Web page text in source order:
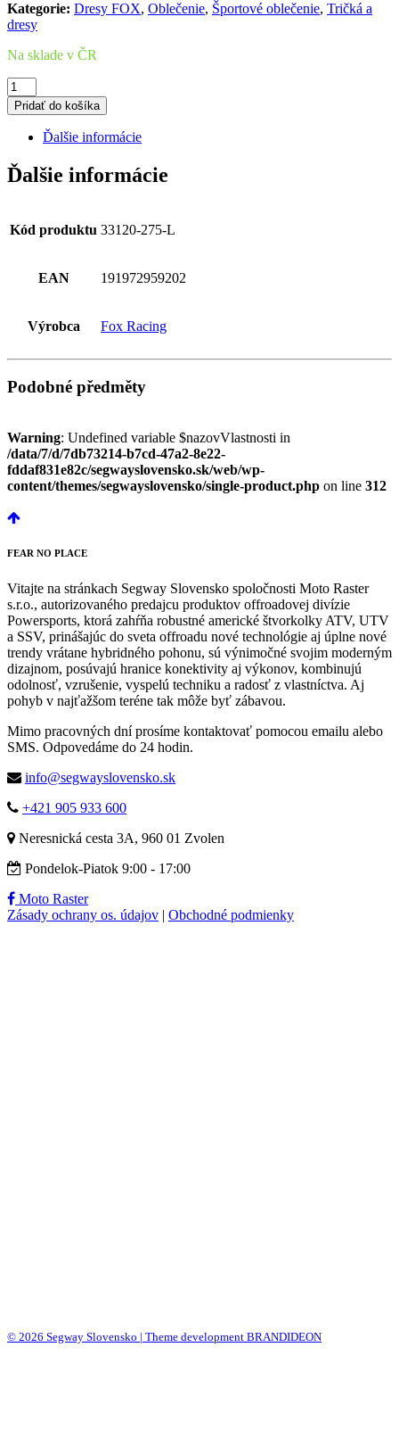
Kategorie: Dresy FOX, Oblečenie, Športové oblečenie, Tričká a
dresy
Na sklade v ČR
množstvo
FOX
180
Race
Jersey
Pridať do košíka
Ďalšie informácie
Ďalšie informácie
Kód produktu 33120-275-L
EAN 191972959202
Výrobca Fox Racing
Podobné předměty
Warning: Undefined variable $nazovVlastnosti in
/data/7/d/7db73214-b7cd-47a2-8e22-
fddaf831e82c/segwayslovensko.sk/web/wp-
content/themes/segwayslovensko/single-product.php on line 312
FEAR NO PLACE
Vitajte na stránkach Segway Slovensko spoločnosti Moto Raster
s.r.o., autorizovaného predajcu produktov offroadovej divízie
Powersports, ktorá zahŕňa robustné americké štvorkolky ATV, UTV
a SSV, prinášajúc do sveta offroadu nové technológie aj úplne nové
trendy vrátane hybridného pohonu, sú výnimočné svojim moderným
dizajnom, posúvajú hranice konektivity aj výkonov, kombinujú
odolnosť, vzrušenie, vyspelú techniku a radosť z vlastníctva. Aj
pohyb v najťažšom teréne tak môže byť zábavou.
Mimo pracovných dní prosíme kontaktovať pomocou emailu alebo
SMS. Odpovedáme do 24 hodin.
info@segwayslovensko.sk
+421 905 933 600
Neresnická cesta 3A, 960 01 Zvolen
Pondelok-Piatok 9:00 - 17:00
Moto Raster
Zásady ochrany os. údajov | Obchodné podmienky
© 2026 Segway Slovensko | Theme development BRANDIDEON